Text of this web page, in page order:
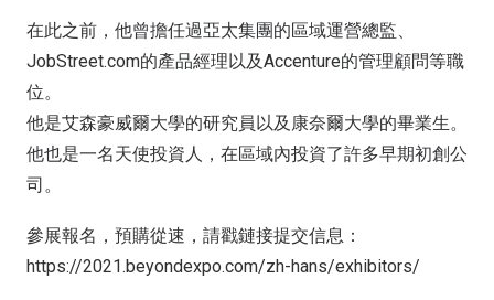
在此之前，他曾擔任過亞太集團的區域運營總監、
JobStreet.com的產品經理以及Accenture的管理顧問等職
位。
他是艾森豪威爾大學的研究員以及康奈爾大學的畢業生。
他也是一名天使投資人，在區域內投資了許多早期初創公
司。
參展報名，預購從速，請戳鏈接提交信息：
https://2021.beyondexpo.com/zh-hans/exhibitors/